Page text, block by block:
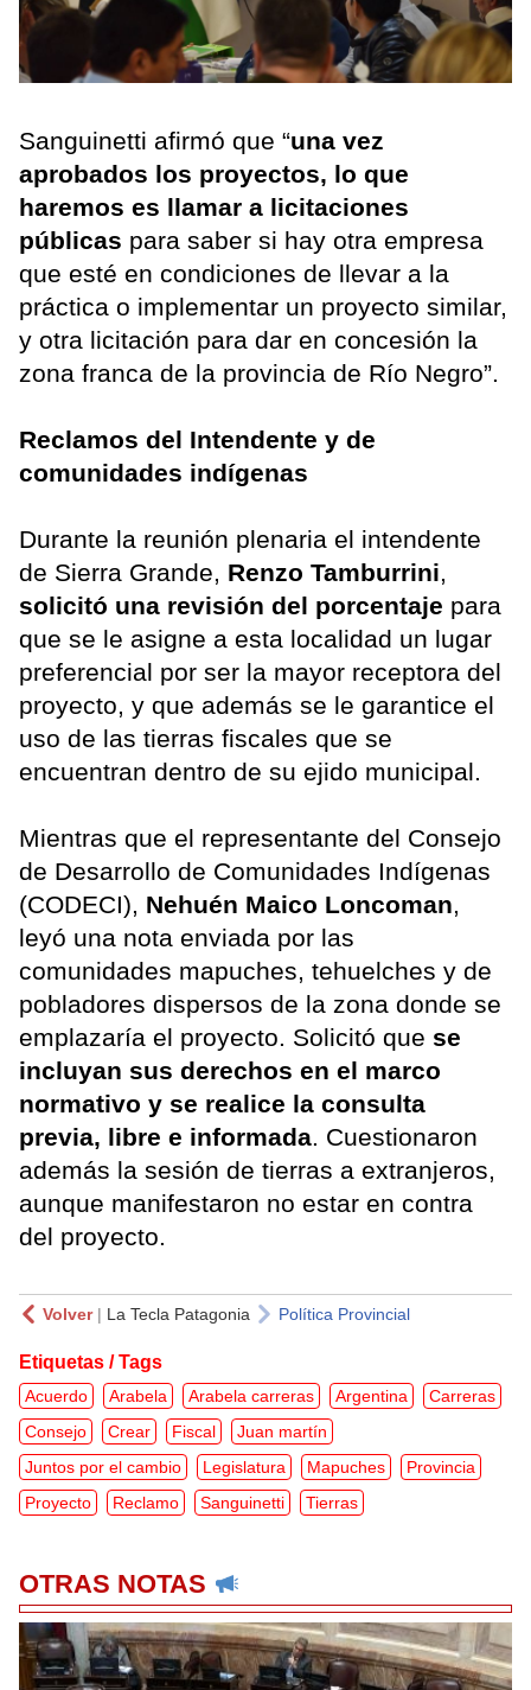
Sanguinetti afirmó que “una vez
aprobados los proyectos, lo que
haremos es llamar a licitaciones
públicas para saber si hay otra empresa
que esté en condiciones de llevar a la
práctica o implementar un proyecto similar,
y otra licitación para dar en concesión la
zona franca de la provincia de Río Negro”.
Reclamos del Intendente y de
comunidades indígenas
Durante la reunión plenaria el intendente
de Sierra Grande, Renzo Tamburrini,
solicitó una revisión del porcentaje para
que se le asigne a esta localidad un lugar
preferencial por ser la mayor receptora del
proyecto, y que además se le garantice el
uso de las tierras fiscales que se
encuentran dentro de su ejido municipal.
Mientras que el representante del Consejo
de Desarrollo de Comunidades Indígenas
(CODECI), Nehuén Maico Loncoman,
leyó una nota enviada por las
comunidades mapuches, tehuelches y de
pobladores dispersos de la zona donde se
emplazaría el proyecto. Solicitó que se
incluyan sus derechos en el marco
normativo y se realice la consulta
previa, libre e informada. Cuestionaron
además la sesión de tierras a extranjeros,
aunque manifestaron no estar en contra
del proyecto.
Volver| La Tecla Patagonia Política Provincial
Etiquetas / Tags
Acuerdo Arabela Arabela carreras Argentina
Carreras
Consejo
Crear Fiscal
Juan martín
Juntos por el cambio
Legislatura Mapuches
Provincia
Proyecto
Reclamo Sanguinetti Tierras
OTRAS NOTAS